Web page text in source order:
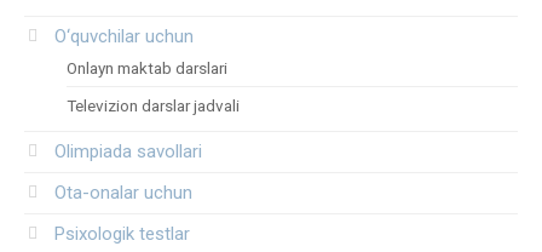
O‘quvchilar uchun
Onlayn maktab darslari
Televizion darslar jadvali
Olimpiada savollari
Ota-onalar uchun
Psixologik testlar